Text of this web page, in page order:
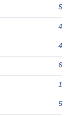
5
4
4
6
1
5